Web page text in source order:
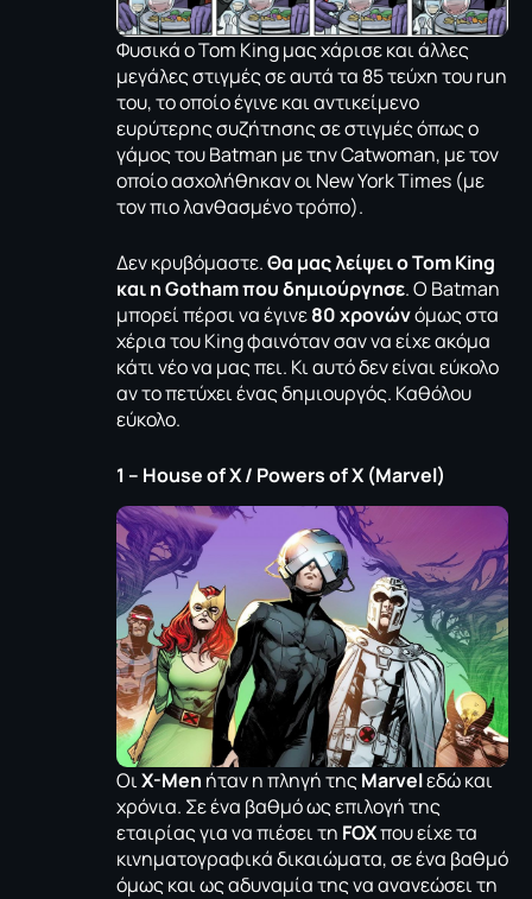
Φυσικά ο Tom King μας χάρισε και άλλες
μεγάλες στιγμές σε αυτά τα 85 τεύχη του run
του, το οποίο έγινε και αντικείμενο
ευρύτερης συζήτησης σε στιγμές όπως ο
γάμος του Batman με την Catwoman, με τον
οποίο ασχολήθηκαν οι New York Times (με
τον πιο λανθασμένο τρόπο).
Δεν κρυβόμαστε.Θα μας λείψει ο Tom King
και η Gotham που δημιούργησε. Ο Batman
μπορεί πέρσι να έγινε80 χρονώνόμως στα
χέρια του King φαινόταν σαν να είχε ακόμα
κάτι νέο να μας πει. Κι αυτό δεν είναι εύκολο
αν το πετύχει ένας δημιουργός. Καθόλου
εύκολο.
1 – House of X / Powers of X (Marvel)
ΟιX-Men ήταν η πληγή τηςMarvelεδώ και
χρόνια. Σε ένα βαθμό ως επιλογή της
εταιρίας για να πιέσει τη FOXπου είχε τα
κινηματογραφικά δικαιώματα, σε ένα βαθμό
όμως και ως αδυναμία της να ανανεώσει τη